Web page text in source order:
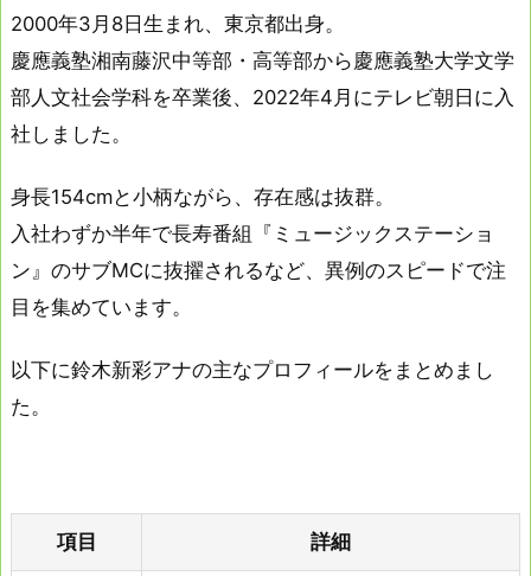
2000年3月8日生まれ、東京都出身。
慶應義塾湘南藤沢中等部・高等部から慶應義塾大学文学
部人文社会学科を卒業後、2022年4月にテレビ朝日に入
社しました。
身長154cmと小柄ながら、存在感は抜群。
入社わずか半年で長寿番組『ミュージックステーショ
ン』のサブMCに抜擢されるなど、異例のスピードで注
目を集めています。
以下に鈴木新彩アナの主なプロフィールをまとめまし
た。
項目 詳細